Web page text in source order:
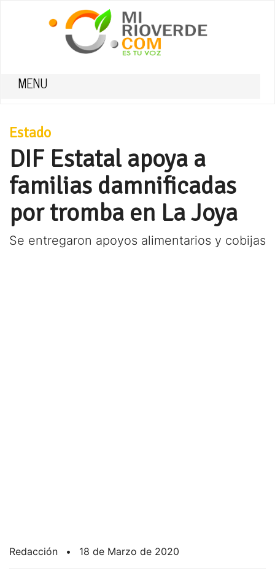
MENU
Estado
DIF Estatal apoya a
familias damnificadas
por tromba en La Joya
Se entregaron apoyos alimentarios y cobijas
Redacción • 18 de Marzo de 2020